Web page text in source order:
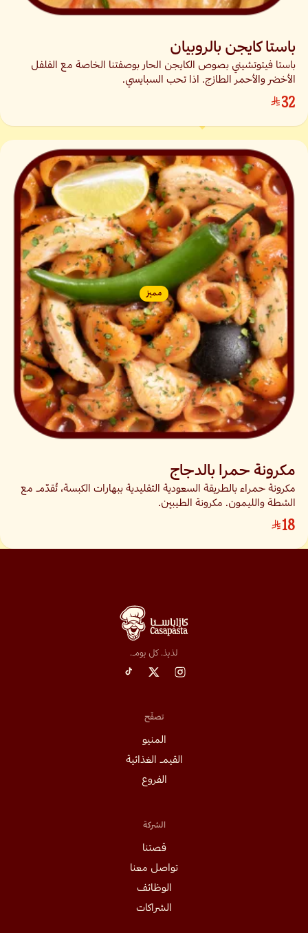
باستا كايجن بالروبيان
باستا فيتوتشيني بصوص الكايجن الحار بوصفتنا الخاصة مع الفلفل
الأخضر والأحمر الطازج. اذا تحب السبايسي.
32
مميز
مكرونة حمرا بالدجاج
مكرونة حمراء بالطريقة السعودية التقليدية ببهارات الكبسة، تُقدّم مع
الشطة والليمون. مكرونة الطيبين.
18
لذيذ. كل يوم.
تصفّح
المنيو
القيم الغذائية
الفروع
الشركة
قصتنا
تواصل معنا
الوظائف
الشراكات